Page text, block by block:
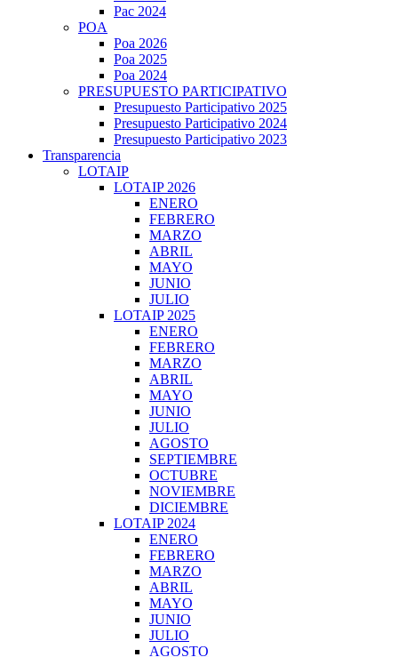
Pac 2024
POA
Poa 2026
Poa 2025
Poa 2024
PRESUPUESTO PARTICIPATIVO
Presupuesto Participativo 2025
Presupuesto Participativo 2024
Presupuesto Participativo 2023
Transparencia
LOTAIP
LOTAIP 2026
ENERO
FEBRERO
MARZO
ABRIL
MAYO
JUNIO
JULIO
LOTAIP 2025
ENERO
FEBRERO
MARZO
ABRIL
MAYO
JUNIO
JULIO
AGOSTO
SEPTIEMBRE
OCTUBRE
NOVIEMBRE
DICIEMBRE
LOTAIP 2024
ENERO
FEBRERO
MARZO
ABRIL
MAYO
JUNIO
JULIO
AGOSTO